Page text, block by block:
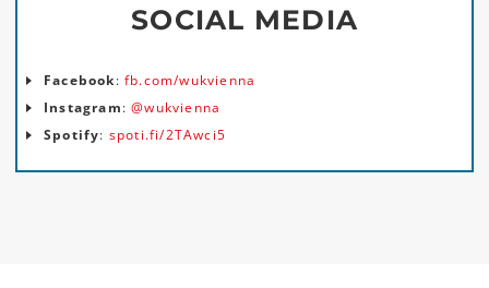
SOCIAL MEDIA
Facebook:fb.com/wukvienna
Instagram:@wukvienna
Spotify: spoti.fi/2TAwci5